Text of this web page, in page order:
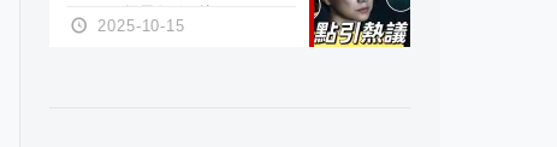
派？死刑還是私刑正義
2025-10-15